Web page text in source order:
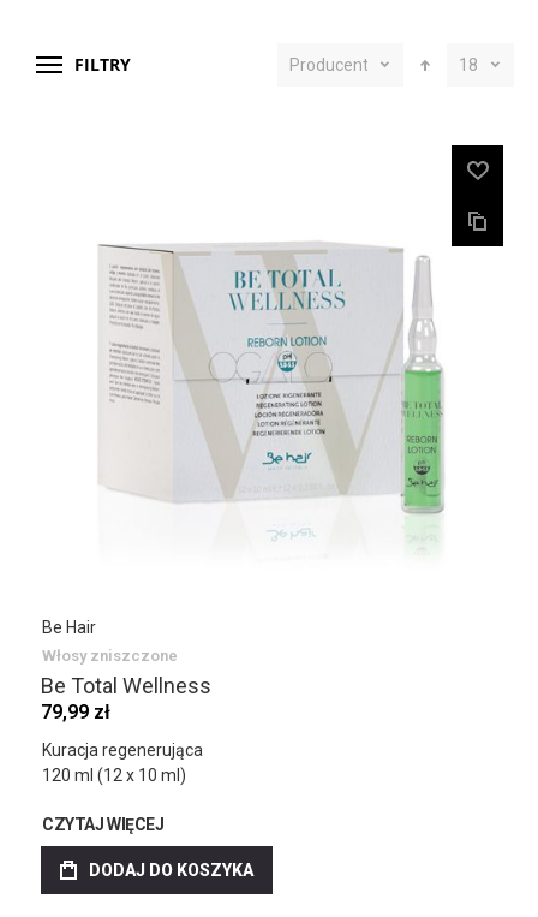
FILTRY Producent 18
Be Hair
Włosy zniszczone
Be Total Wellness
79,99 zł
Kuracja regenerująca
120 ml (12 x 10 ml)
CZYTAJ WIĘCEJ
DODAJ DO KOSZYKA